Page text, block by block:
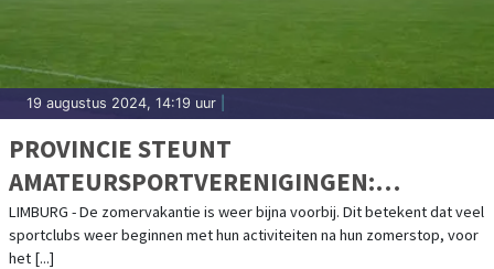
19 augustus 2024, 14:19 uur
PROVINCIE STEUNT
AMATEURSPORTVERENIGINGEN:
SUBSIDIE OPLEIDING JEUGDTRAINERS
NOG BESCHIKBAAR
LIMBURG - De zomervakantie is weer bijna voorbij. Dit betekent dat veel
sportclubs weer beginnen met hun activiteiten na hun zomerstop, voor
het [...]